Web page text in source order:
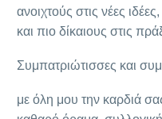
ανοιχτούς στις νέες
και πιο δίκαιους στις
Συμπατριώτισσες και
με όλη μου την καρδιά